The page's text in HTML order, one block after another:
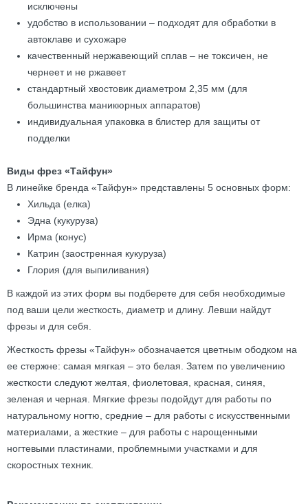
исключены
удобство в использовании – подходят для обработки в
автоклаве и сухожаре
качественный нержавеющий сплав – не токсичен, не
чернеет и не ржавеет
стандартный хвостовик диаметром 2,35 мм (для
большинства маникюрных аппаратов)
индивидуальная упаковка в блистер для защиты от
подделки
Виды фрез «Тайфун»
В линейке бренда «Тайфун» представлены 5 основных форм:
Хильда (елка)
Эдна (кукуруза)
Ирма (конус)
Катрин (заостренная кукуруза)
Глория (для выпиливания)
В каждой из этих форм вы подберете для себя необходимые
под ваши цели жесткость, диаметр и длину. Левши найдут
фрезы и для себя.
Жесткость фрезы «Тайфун» обозначается цветным ободком на
ее стержне: самая мягкая – это белая. Затем по увеличению
жесткости следуют желтая, фиолетовая, красная, синяя,
зеленая и черная. Мягкие фрезы подойдут для работы по
натуральному ногтю, средние – для работы с искусственными
материалами, а жесткие – для работы с нарощенными
ногтевыми пластинами, проблемными участками и для
скоростных техник.